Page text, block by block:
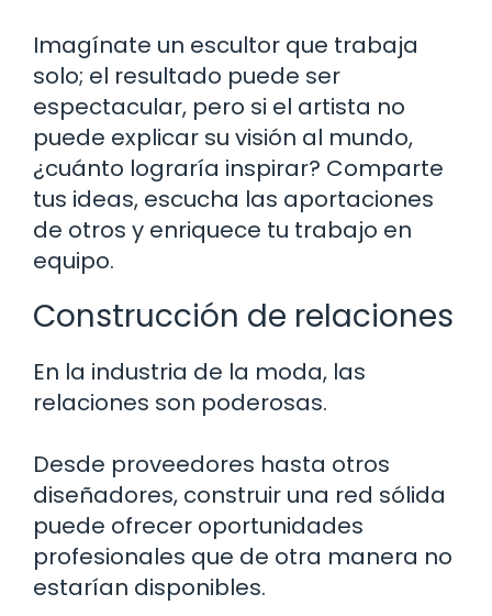
Imagínate un escultor que trabaja
solo; el resultado puede ser
espectacular, pero si el artista no
puede explicar su visión al mundo,
¿cuánto lograría inspirar? Comparte
tus ideas, escucha las aportaciones
de otros y enriquece tu trabajo en
equipo.
Construcción de relaciones
En la industria de la moda, las
relaciones son poderosas.
Desde proveedores hasta otros
diseñadores, construir una red sólida
puede ofrecer oportunidades
profesionales que de otra manera no
estarían disponibles.